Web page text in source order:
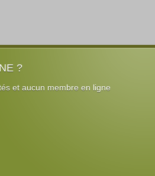
?
et aucun membre en ligne